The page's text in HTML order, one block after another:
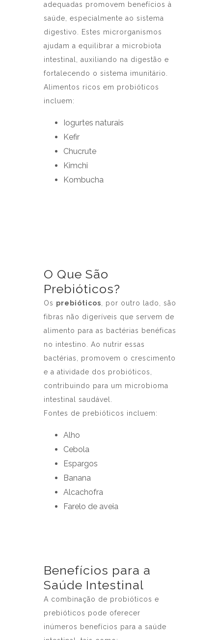
adequadas promovem benefícios à
saúde, especialmente ao sistema
digestivo. Estes microrganismos
ajudam a equilibrar a microbiota
intestinal, auxiliando na digestão e
fortalecendo o sistema imunitário.
Alimentos ricos em probióticos
incluem:
Iogurtes naturais
Kefir
Chucrute
Kimchi
Kombucha
O Que São
Prebióticos?
Os prebióticos , por outro lado, são
fibras não digeríveis que servem de
alimento para as bactérias benéficas
no intestino. Ao nutrir essas
bactérias, promovem o crescimento
e a atividade dos probióticos,
contribuindo para um microbioma
intestinal saudável.
Fontes de prebióticos incluem:
Alho
Cebola
Espargos
Banana
Alcachofra
Farelo de aveia
Benefícios para a
Saúde Intestinal
A combinação de probióticos e
prebióticos pode oferecer
inúmeros benefícios para a saúde